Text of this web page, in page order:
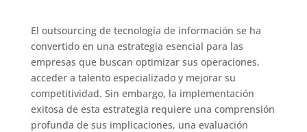
El outsourcing de tecnología de información se ha
convertido en una estrategia esencial para las
empresas que buscan optimizar sus operaciones,
acceder a talento especializado y mejorar su
competitividad. Sin embargo, la implementación
exitosa de esta estrategia requiere una comprensión
profunda de sus implicaciones, una evaluación